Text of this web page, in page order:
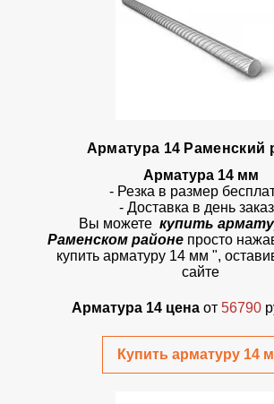
Арматура 14 Раменский
Арматура 14 мм
- Резка в размер
- Доставка в день
Вы можете купить
Раменском районе просто
купить арматуру 14 мм ",
сайте
Арматура 14 цена от 56790
Купить арматуру 14